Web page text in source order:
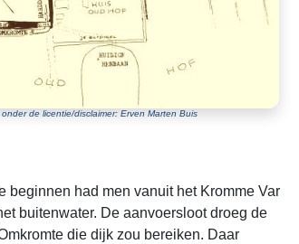
de licentie/disclaimer: Erven Marten Buis
beginnen had men vanuit het Kromme Var
buitenwater. De aanvoersloot droeg de
die dijk zou bereiken. Daar